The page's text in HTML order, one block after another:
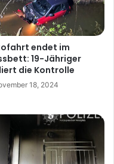
endet im
19-Jähriger
die Kontrolle
18, 2024